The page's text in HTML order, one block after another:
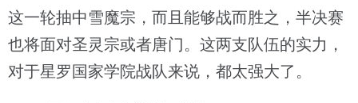
这一轮抽中雪魔宗，而且能够战而胜之，半决赛
也将面对圣灵宗或者唐门。这两支队伍的实力，
对于星罗国家学院战队来说，都太强大了。